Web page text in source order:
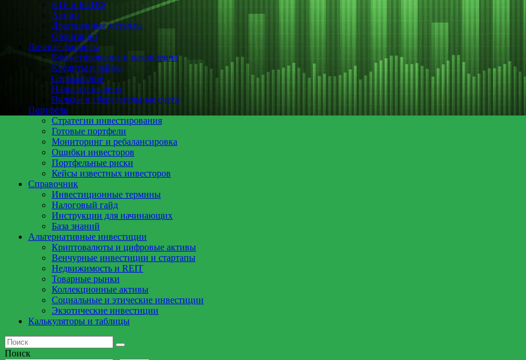
ETF и БПИФ
Акции
Драгоценные металлы
Облигации
Личные финансы
Бюджетирование и накопления
Кредиты и займы
Страхование
Налоги и вычеты
Вклады и сберегательные счета
Портфель
Стратегии инвестирования
Готовые портфели
Мониторинг и ребалансировка
Ошибки инвесторов
Портфельные риски
Кейсы известных инвесторов
Справочник
Инвестиционные термины
Налоговый гайд
Инструкции для начинающих
База знаний
Альтернативные инвестиции
Криптовалюты и цифровые активы
Венчурные инвестиции и стартапы
Недвижимость и REIT
Товарные рынки
Коллекционные активы
Социальные и этические инвестиции
Экзотические инвестиции
Калькуляторы и таблицы
Поиск